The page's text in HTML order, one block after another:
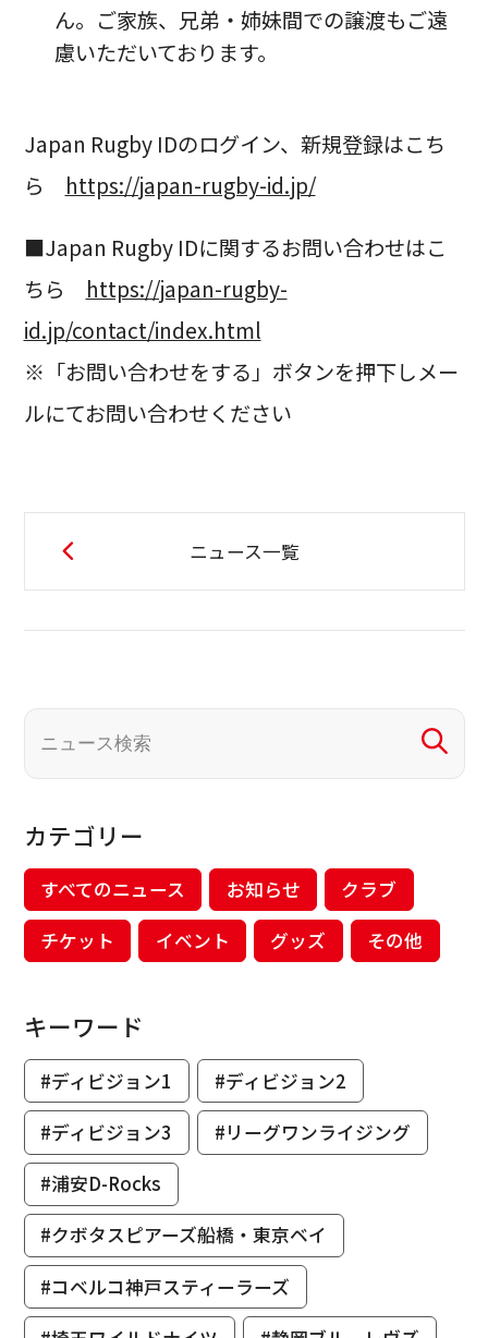
ん。ご家族、兄弟・姉妹間での譲渡もご遠
慮いただいております。
Japan Rugby IDのログイン、新規登録はこち
ら https://japan-rugby-id.jp/
■Japan Rugby IDに関するお問い合わせはこ
ちら https://japan-rugby-
id.jp/contact/index.html
※「お問い合わせをする」ボタンを押下しメー
ルにてお問い合わせください
ニュース一覧
カテゴリー
すべてのニュース お知らせ
クラブ
チケット
イベント グッズ その他
キーワード
#ディビジョン1
#ディビジョン2
#ディビジョン3
#リーグワンライジング
#浦安D-Rocks
#クボタスピアーズ船橋・東京ベイ
#コベルコ神戸スティーラーズ